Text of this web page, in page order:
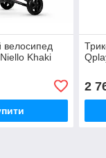
велосипед
Khaki
2